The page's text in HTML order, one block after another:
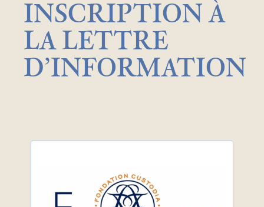
INSCRIPTION À
LA LETTRE
D’INFORMATION